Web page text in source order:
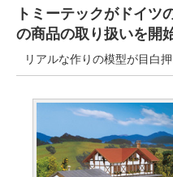
トミーテックがドイツ
の商品の取り扱いを開
リアルな作りの模型が目白押